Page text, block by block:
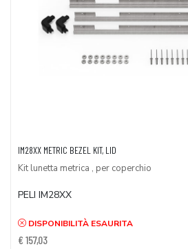
IM28XX METRIC BEZEL KIT, LID
Kit lunetta metrica , per coperchio
PELI IM28XX
DISPONIBILITÀ ESAURITA
€ 157,03